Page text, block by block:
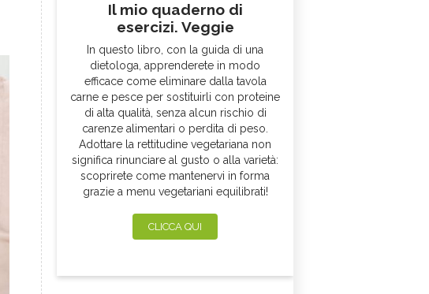
Il mio quaderno di
esercizi. Veggie
In questo libro, con la guida di una
dietologa, apprenderete in modo
efficace come eliminare dalla tavola
carne e pesce per sostituirli con proteine
di alta qualità, senza alcun rischio di
carenze alimentari o perdita di peso.
Adottare la rettitudine vegetariana non
significa rinunciare al gusto o alla varietà:
scoprirete come mantenervi in forma
grazie a menu vegetariani equilibrati!
CLICCA QUI